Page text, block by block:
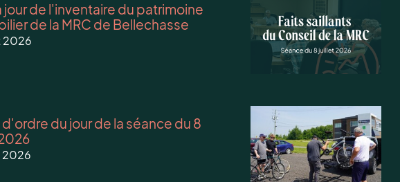
jour de l'inventaire du patrimoine
de la MRC de Bellechasse
2026
du jour de la séance du 8
2026